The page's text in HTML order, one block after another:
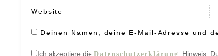
Website
Deinen Namen, deine E-Mail-Adresse und
Ich akzeptiere die Datenschutzerklärung . Hinweis: